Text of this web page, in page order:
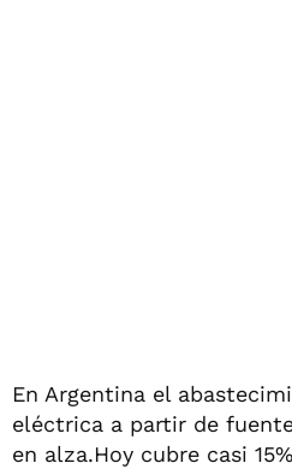
En Argentina el
eléctrica a partir de
en alza.Hoy cubre casi